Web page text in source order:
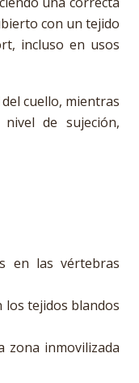
con un tejido
incluso en usos
cuello, mientras
de sujeción,
en las vértebras
los tejidos blandos
zona inmovilizada